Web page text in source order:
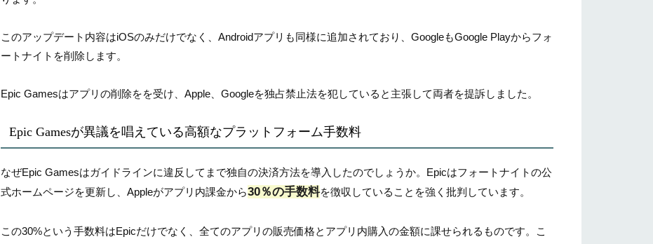
このアップデート内容はiOSのみだけでなく、Androidアプリも同様に追加されており、GoogleもGoogle Playからフォ
ートナイトを削除します。
Epic Gamesはアプリの削除をを受け、Apple、Googleを独占禁止法を犯していると主張して両者を提訴しました。
Epic Gamesが異議を唱えている高額なプラットフォーム手数料
なぜEpic Gamesはガイドラインに違反してまで独自の決済方法を導入したのでしょうか。Epicはフォートナイトの公
式ホームページを更新し、Appleがアプリ内課金から30％の手数料を徴収していることを強く批判しています。
この30%という手数料はEpicだけでなく、全てのアプリの販売価格とアプリ内購入の金額に課せられるものです。こ